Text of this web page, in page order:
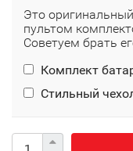
Это
пультом
Советуем брать
Комплект
Стильный